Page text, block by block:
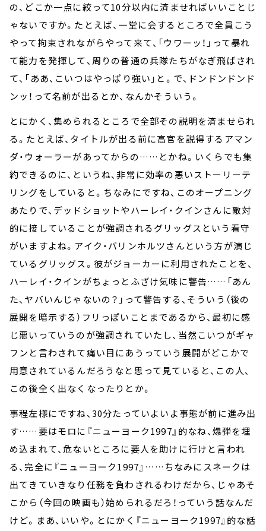
の、どこか一点に絞って10分以内に済ませればいいことじ
ゃないですか。たとえば、一堂に会するところで全員こう
やって拘束されながらやって来て、「ウワーッ！」って暴れ
て能力を発揮して、周りの普通の兵隊たちがなぎ飛ばされ
て、「ああ、こいつはやっぱり強い」と。で、ドンドンドンド
ンッ！って名前が出るとか、なんかそういう。
とにかく、集められるところで全部その説明を済ませられ
る。たとえば、タイトルが出る前に高官を説得するアマン
ダ・ウォーラーがあってからの……とかね。いくらでも集
約できるのに、というね、非常に効率の悪いストーリーテ
リングをしていると。ちなみにですね、このオープニング
あたりで、デッドショットやハーレイ・クインさんに敵対
的に接していることが強調されるグリッグスという看守
がいますよね。アイク・バリンホルツさんという方が演じ
ているグリッグス。彼がジョーカーに利用されたことを、
ハーレイ・クインがちょっとふざけ気味に警告……「あん
た、ヤバいんじゃないの？」って警告する、そういう（後の
展開を暗示する）フリっぽいことまであるから、最初に感
じ悪いっていうのが強調されていたし、当然こいつがギャ
フンと言わされて痛い目にあうっていう展開がどこかで
用意されているんだろうなと思って見ていると、この人、
この後全く出なくなったりとか。
事程左様にですね、30分たっていよいよ事態が前に進み出
す……要はモロに『ニューヨーク1997』的なね、爆弾を埋
め込まれて、危ないところに要人を助けに行けと言われ
る、完全に『ニューヨーク1997』……ちなみにスネークは
出てきていきなり任務を負わされるわけだから、じゃあそ
こから（今回の映画も）始められるだろ！っていう話なんだ
けど。まあ、いいや。とにかく『ニューヨーク1997』的な話